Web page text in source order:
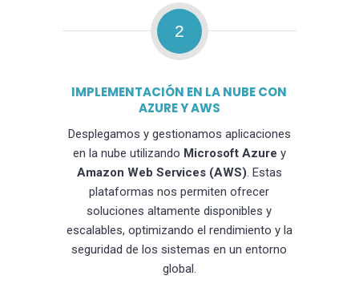
2
IMPLEMENTACIÓN EN LA NUBE CON
AZURE Y AWS
Desplegamos y gestionamos aplicaciones
en la nube utilizando Microsoft Azure y
Amazon Web Services (AWS). Estas
plataformas nos permiten ofrecer
soluciones altamente disponibles y
escalables, optimizando el rendimiento y la
seguridad de los sistemas en un entorno
global.